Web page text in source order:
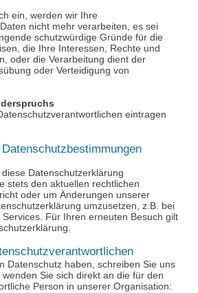
ein, werden wir Ihre
nicht mehr verarbeiten, es sei
schutzwürdige Gründe für die
die Ihre Interessen, Rechte und
oder die Verarbeitung dient der
oder Verteidigung von
eintragen
Datenschutzerklärung
stets den aktuellen rechtlichen
oder um Änderungen unserer
umzusetzen, z.B. bei
Für Ihren erneuten Besuch gilt
Datenschutz haben, schreiben Sie uns
Sie sich direkt an die für den
Person in unserer Organisation: